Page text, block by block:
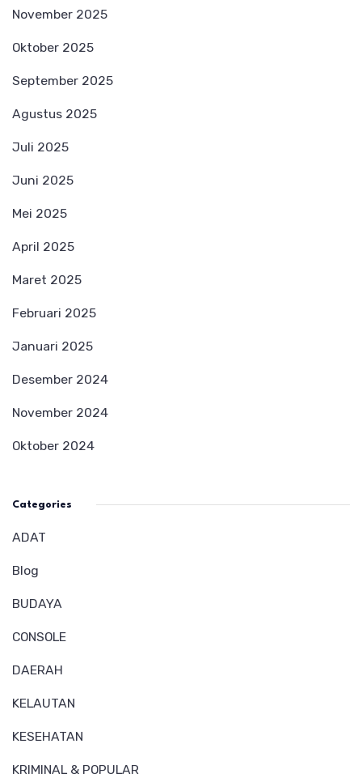
November 2025
Oktober 2025
September 2025
Agustus 2025
Juli 2025
Juni 2025
Mei 2025
April 2025
Maret 2025
Februari 2025
Januari 2025
Desember 2024
November 2024
Oktober 2024
Categories
ADAT
Blog
BUDAYA
CONSOLE
DAERAH
KELAUTAN
KESEHATAN
KRIMINAL & POPULAR